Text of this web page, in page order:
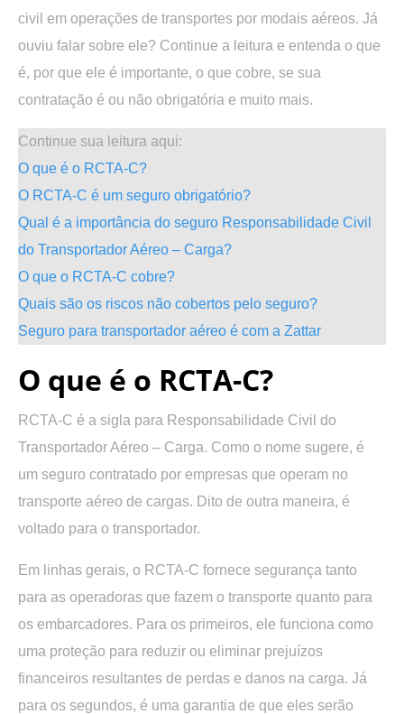
civil em operações de transportes por modais aéreos. Já
ouviu falar sobre ele? Continue a leitura e entenda o que
é, por que ele é importante, o que cobre, se sua
contratação é ou não obrigatória e muito mais.
Continue sua leitura aqui:
O que é o RCTA-C?
O RCTA-C é um seguro obrigatório?
Qual é a importância do seguro Responsabilidade Civil
do Transportador Aéreo – Carga?
O que o RCTA-C cobre?
Quais são os riscos não cobertos pelo seguro?
Seguro para transportador aéreo é com a Zattar
O que é o RCTA-C?
RCTA-C é a sigla para Responsabilidade Civil do
Transportador Aéreo – Carga. Como o nome sugere, é
um seguro contratado por empresas que operam no
transporte aéreo de cargas. Dito de outra maneira, é
voltado para o transportador.
Em linhas gerais, o RCTA-C fornece segurança tanto
para as operadoras que fazem o transporte quanto para
os embarcadores. Para os primeiros, ele funciona como
uma proteção para reduzir ou eliminar prejuízos
financeiros resultantes de perdas e danos na carga. Já
para os segundos, é uma garantia de que eles serão